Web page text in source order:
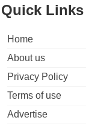
Quick Links
Home
About us
Privacy Policy
Terms of use
Advertise